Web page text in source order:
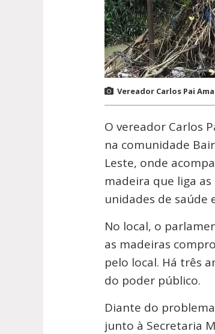
Vereador Carlos Pai
O vereador Carlos
na comunidade
Leste, onde
madeira que liga as
unidades de saúde
No local, o
as madeiras
pelo local. Há três
do poder público.
Diante do
junto à Secretaria